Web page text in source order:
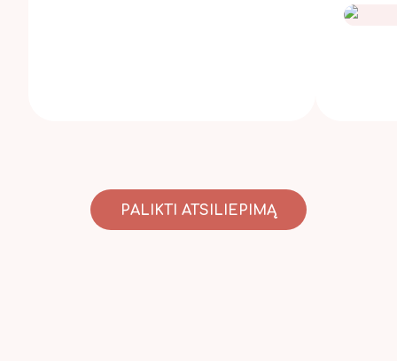
PALIKTI ATSILIEPIMĄ